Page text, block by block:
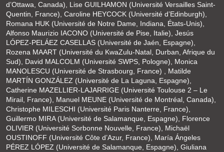
d’Ottawa, Canada), Lise GUILHAMON (Université Versailles Saint-
Quentin, France), Caroline HEYCOCK (Université d’Edinburgh),
Romana HUK (Université de Notre Dame, Indiana, États-Unis),
Alfonso Maurizio IACONO (Université de Pise, Italie), Jesús
LÓPEZ-PELÁEZ CASELLAS (Université de Jaén, Espagne),
Rozena MAART (Université du KwaZulu-Natal, Durban, Afrique du
Sud), David MALCOLM (Université SWPS, Pologne), Monica
MANOLESCU (Université de Strasbourg, France) , Matilde
MARTÍN GONZÁLEZ (Université de La Laguna, Espagne),
Catherine MAZELLIER-LAJARRIGE (Université Toulouse 2 – Le
Mirail, France), Manuel MEUNE (Université de Montréal, Canada),
Christophe MILESCHI (Université Paris Nanterre, France),
Guillermo MIRA (Université de Salamanque, Espagne), Florence
OLIVIER (Université Sorbonne Nouvelle, France), Michaël
OUSTINOFF (Université Côte d’Azur, France), María Ángeles
PÉREZ LÓPEZ (Université de Salamanque, Espagne), Giuliana